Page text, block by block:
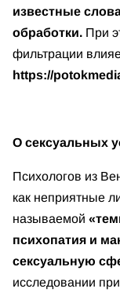
известные
обработки. При
фильтрации
https://
О сексуальных
Психологов из
как неприятные
называемой
психопатия и
сексуальную
исследовании